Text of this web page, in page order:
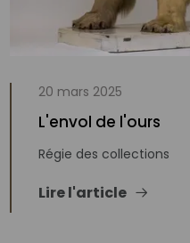
20 mars 2025
L'envol de l'ours
Régie des collections
Lire l'article